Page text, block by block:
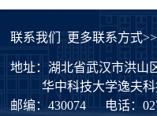
联系我们 更多联系方式>>
地址：湖北省武汉市洪山
华中科技大学逸夫科
邮编：430074
电话：